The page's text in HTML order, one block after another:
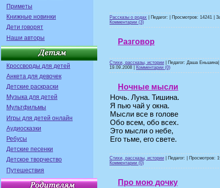
Приметы
Книжные новинки
Дети говорят
Наши авторы
Кроссворды для детей
Анкета для девочек
Детские раскраски
Музыка для детей
Мультфильмы
Игры для детей онлайн
Аудиосказки
Ребусы
Детские песенки
Детское творчество
Путешествия
Рассказы о родах | Педагог: | Просмотров: 14241 |
Комментарии (3)
Разговор
Стихи, рассказы, истории | Педагог: Даша
19.09.2008
Комментарии (0)
Ночные мысли
Ночь. Луна. Тишина.
Я пью чай у окна.
Мысли все в голове
Обо всем, обо всех.
Это мысли о небе,
Его тьме, его свете.
Стихи, рассказы, истории | Педагог: | Просмотров:
Комментарии (0)
Про мою дочку